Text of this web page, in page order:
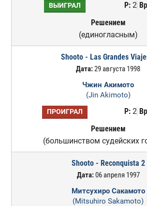
ВЫИГРАЛ Р:2
Решением
(единогласным)
Shooto - Las Grandes
Дата:29 августа 1998
Чжин Акимото
(Jin Akimoto)
ПРОИГРАЛ Р:2
Решением
(большинством судейских
Shooto - Reconquista 2
Дата:06 апреля 1997
Митсухиро Сакамото
(Mitsuhiro Sakamoto)